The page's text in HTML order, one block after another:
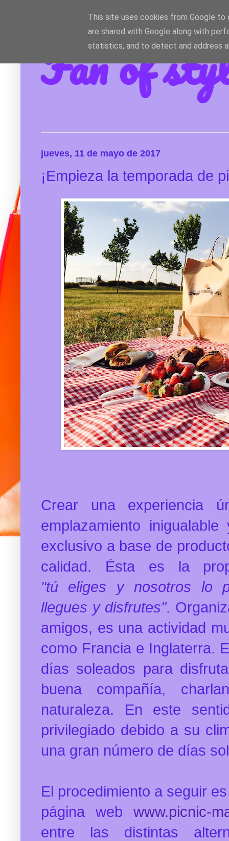
Fan of
jueves, 11 de mayo de 2017
¡Empieza la temporada de
Crear una experiencia
emplazamiento
exclusivo a base de
calidad. Ésta es la
"tú eliges y nosotros lo
llegues y disfrutes".
amigos, es una actividad
como Francia e Inglaterra.
días soleados para
buena compañía,
naturaleza. En este
privilegiado debido a su
una gran número de días
El procedimiento a seguir
página webwww.picnic-
entre las distintas
This site uses cookies from Google to
are shared with Google along with
statistics, and to detect and address